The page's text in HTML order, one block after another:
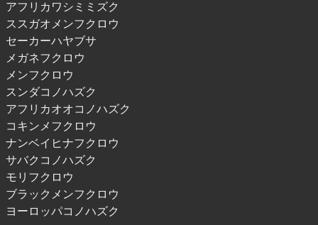
アフリカワシミミズク
ススガオメンフクロウ
セーカーハヤブサ
メガネフクロウ
メンフクロウ
スンダコノハズク
アフリカオオコノハズク
コキンメフクロウ
ナンベイヒナフクロウ
サバクコノハズク
モリフクロウ
ブラックメンフクロウ
ヨーロッパコノハズク